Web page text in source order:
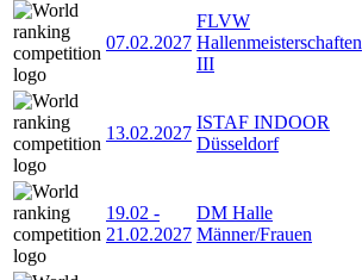
07.02.2027
FLVW
Hallenmeisterschaften
III
13.02.2027
ISTAF INDOOR
Düsseldorf
19.02 -
21.02.2027
DM Halle
Männer/Frauen